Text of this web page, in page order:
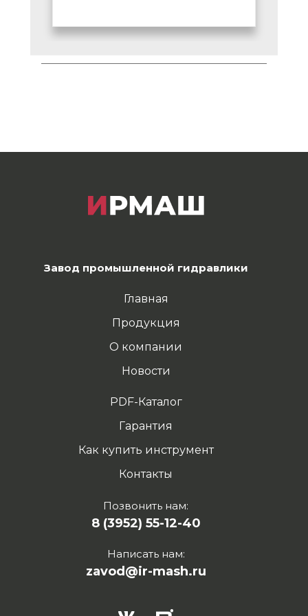
Завод промышленной гидравлики
Главная
Продукция
О компании
Новости
PDF-Каталог
Гарантия
Как купить инструмент
Контакты
Позвонить нам:
8 (3952) 55-12-40
Написать нам:
zavod@ir-mash.ru